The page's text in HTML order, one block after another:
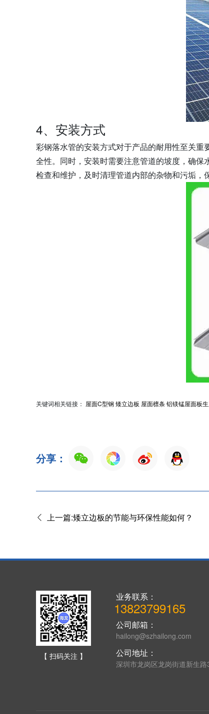
4、安装方式
彩钢落水管的安装方式对于产品的耐用性至关
全性。同时，安装时需要注意管道的坡度，确
检查和维护，及时清理管道内部的杂物和污垢，
关键词相关链接： 屋面C型钢 矮立边板 屋面檩条 铝镁锰屋面板
分享：
上一篇:矮立边板的节能与环保性能如何？
【 扫码关注 】
业务联系：
13823799165
公司邮箱：
hailong@szhailong.com
公司地址：
深圳市龙岗区龙岗街道新生